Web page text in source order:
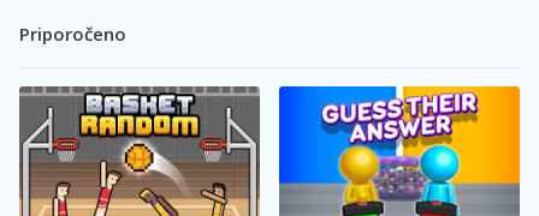
Priporočeno